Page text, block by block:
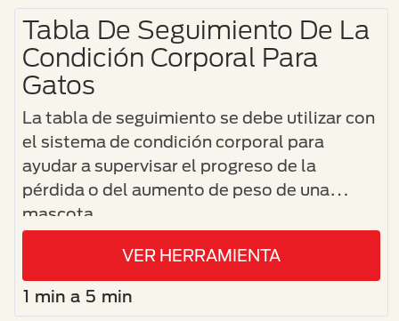
Tabla De Seguimiento De La
Condición Corporal Para
Gatos
La tabla de seguimiento se debe utilizar con
el sistema de condición corporal para
ayudar a supervisar el progreso de la
pérdida o del aumento de peso de una
mascota.
VER HERRAMIENTA
1 min a 5 min